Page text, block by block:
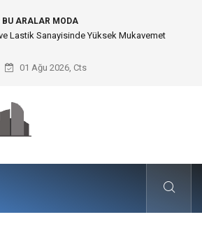
BU ARALAR MODA
Lastik Sanayisinde Yüksek Mukavemet
01 Ağu 2026, Cts